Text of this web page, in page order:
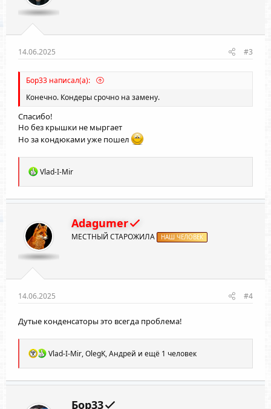
14.06.2025 #3
Бор33 написал(а):
Конечно. Кондеры срочно на замену.
Спасибо!
Но без крышки не мыргает
Но за кондюками уже пошел
Р
а
к
и
и
:
Vlad-I-Mir
Adagumer
МЕСТНЫЙ СТАРОЖИЛА НАШ ЧЕЛОВЕК
14.06.2025 #4
Дутые конденсаторы это всегда проблема!
Р
а
к
Vlad-I-Mir,OlegK,Андрей и ещё 1 человек
Бор33